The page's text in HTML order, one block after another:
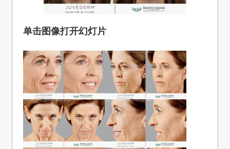
单击图像打开幻灯片